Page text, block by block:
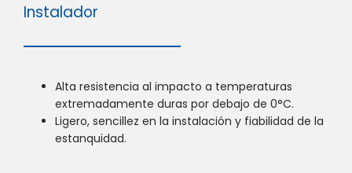
Instalador
Alta resistencia al impacto a temperaturas
extremadamente duras por debajo de 0°C.
Ligero, sencillez en la instalación y fiabilidad de la
estanquidad.